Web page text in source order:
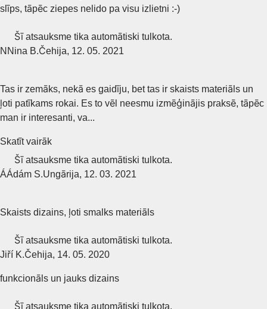
slīps, tāpēc ziepes nelido pa visu izlietni :-)
Šī atsauksme tika automātiski tulkota.
N Nina B.Čehija, 12. 05. 2021
Tas ir zemāks, nekā es gaidīju, bet tas ir skaists materiāls un
ļoti patīkams rokai. Es to vēl neesmu izmēģinājis praksē, tāpēc
man ir interesanti, va...
Skatīt vairāk
Šī atsauksme tika automātiski tulkota.
ÁÁdám S.Ungārija, 12. 03. 2021
Skaists dizains, ļoti smalks materiāls
Šī atsauksme tika automātiski tulkota.
Jiří K.Čehija, 14. 05. 2020
funkcionāls un jauks dizains
Šī atsauksme tika automātiski tulkota.